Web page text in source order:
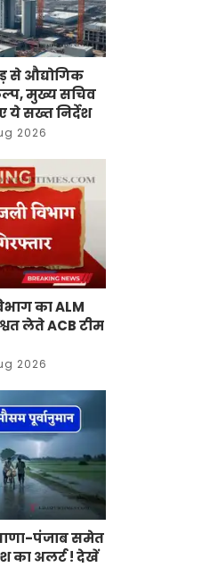
से औद्योगिक
मुख्य सचिव
ये सख्त निर्देश
2026
का ALM
लेते ACB टीम
2026
पंजाब समेत
का अलर्ट ! देखें